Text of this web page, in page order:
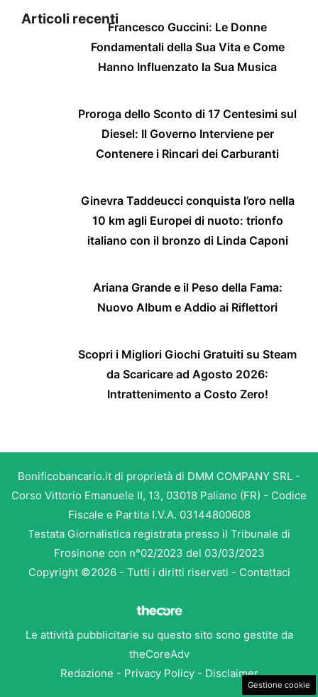
Articoli recentiFrancesco Guccini: Le Donne
Fondamentali della Sua Vita e Come
Hanno Influenzato la Sua Musica
Proroga dello Sconto di 17 Centesimi sul
Diesel: Il Governo Interviene per
Contenere i Rincari dei Carburanti
Ginevra Taddeucci conquista l’oro nella
10 km agli Europei di nuoto: trionfo
italiano con il bronzo di Linda Caponi
Ariana Grande e il Peso della Fama:
Nuovo Album e Addio ai Riflettori
Scopri i Migliori Giochi Gratuiti su Steam
da Scaricare ad Agosto 2026:
Intrattenimento a Costo Zero!
Bonificobancario.it di proprietà di DMM COMPANY SRL -
Corso Vittorio Emanuele II, 13, 03018 Paliano (FR) - Codice
Fiscale e Partita I.V.A. 03144800608
Testata Giornalistica registrata presso il Tribunale di
Frosinone con n°02/2023 del 03/03/2023
Copyright ©2026 - Tutti i diritti riservati - Contattaci
Le attività pubblicitarie su questo sito sono gestite da
theCoreAdv
Redazione - Privacy Policy- Disclaimer
Gestione cookie